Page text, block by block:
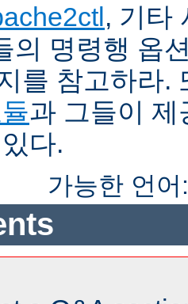
, 기타
의 명령행 옵
를 참고하라.
과 그들이
다.
가능한 언